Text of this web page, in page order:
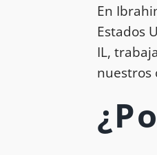
En
Estados
IL,
nuestros